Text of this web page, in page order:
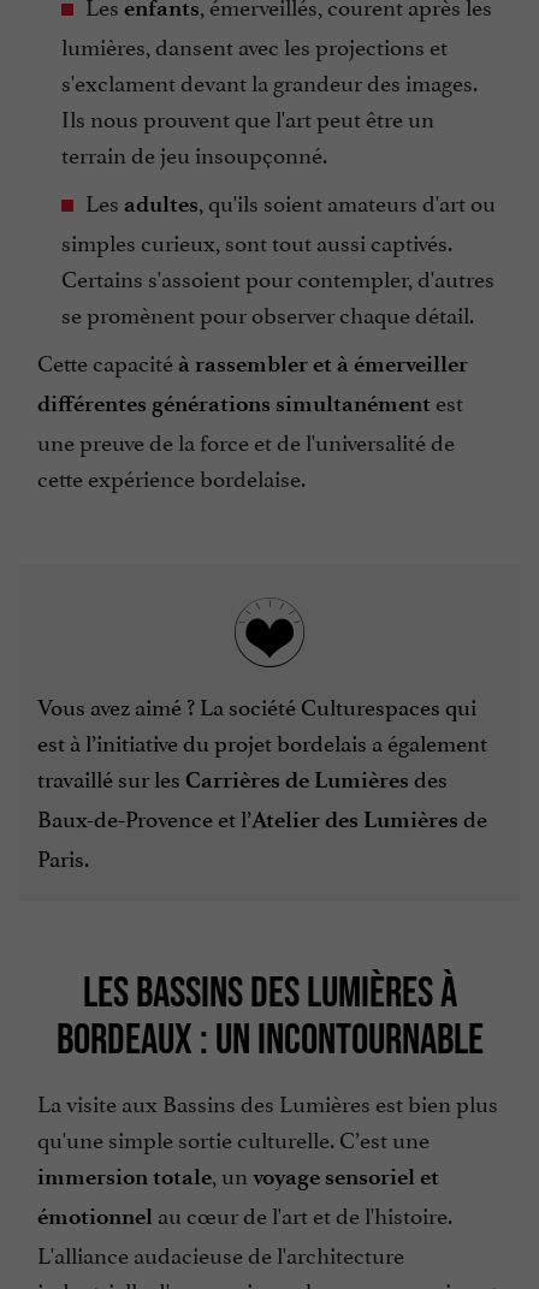
enfants
lumières, dansent avec les projections et
s'exclament devant la grandeur des images.
Ils nous prouvent que l'art peut être un
terrain de jeu insoupçonné.
Les adultes, qu'ils soient amateurs d'art ou
simples curieux, sont tout aussi captivés.
Certains s'assoient pour contempler, d'autres
se promènent pour observer chaque détail.
Cette capacité à rassembler et à émerveiller
différentes générations simultanément est
une preuve de la force et de l'universalité de
cette expérience bordelaise.
Vous avez aimé ? La société Culturespaces qui
est à l’initiative du projet bordelais a également
travaillé sur les Carrières de Lumières des
Baux-de-Provence et l’Atelier des Lumières de
Paris.
LES BASSINS DES LUMIÈRES À
BORDEAUX : UN INCONTOURNABLE
La visite aux Bassins des Lumières est bien plus
qu'une simple sortie culturelle. C’est une
immersion totale, un voyage sensoriel et
émotionnel au cœur de l'art et de l'histoire.
L'alliance audacieuse de l'architecture